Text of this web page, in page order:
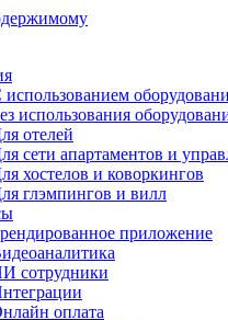
использованием
использования
отелей
сети апартаментов и
хостелов и коворкингов
глэмпингов и вилл
приложение
сотрудники
оплата